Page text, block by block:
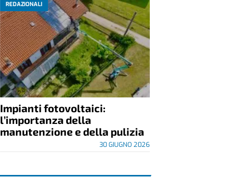
REDAZIONALI
Impianti fotovoltaici:
l’importanza della
manutenzione e della pulizia
30 GIUGNO 2026